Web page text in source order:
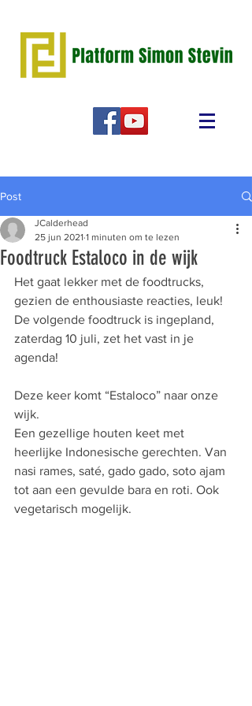
Post
Foodtruck Estaloco in de wijk
JCalderhead
25 jun 2021 1 minuten om te lezen
Het gaat lekker met de foodtrucks,
gezien de enthousiaste reacties, leuk!
De volgende foodtruck is ingepland,
zaterdag 10 juli, zet het vast in je
agenda!
Deze keer komt “Estaloco” naar onze
wijk.
Een gezellige houten keet met
heerlijke Indonesische gerechten. Van
nasi rames, saté, gado gado, soto ajam
tot aan een gevulde bara en roti. Ook
vegetarisch mogelijk.